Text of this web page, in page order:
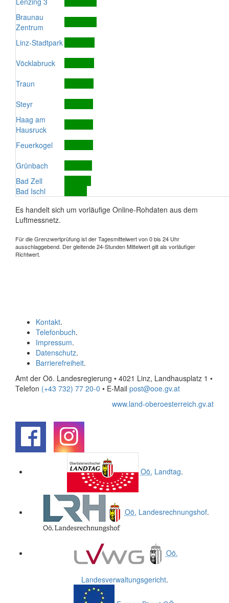
Braunau
Zentrum
Linz-Stadtpark
Vöcklabruck
Traun
Steyr
Haag am
Hausruck
Feuerkogel
Grünbach
Bad Zell
Bad Ischl
Es handelt sich um vorläufige Online-Rohdaten aus dem
Luftmessnetz.
Für die Grenzwertprüfung ist der Tagesmittelwert von 0 bis 24 Uhr
ausschlaggebend. Der gleitende 24-Stunden Mittelwert gilt als vorläufiger
Richtwert.
Kontakt.
Telefonbuch.
Impressum.
Datenschutz.
Barrierefreiheit.
Amt der Oö. Landesregierung • 4021 Linz, Landhausplatz 1 •
Telefon (+43 732) 77 20-0 • E-Mail post@ooe.gv.at
www.land-oberoesterreich.gv.at
Oö. Landtag.
Oö. Landesrechnungshof.
Oö.
Landesverwaltungsgericht.